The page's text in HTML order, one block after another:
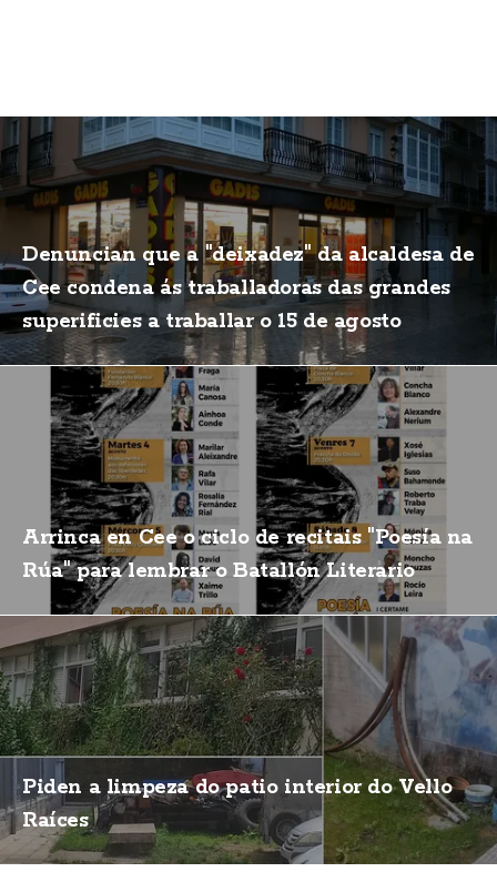
Denuncian que a "deixadez" da alcaldesa de
Cee condena ás traballadoras das grandes
superificies a traballar o 15 de agosto
Arrinca en Cee o ciclo de recitais "Poesía na
Rúa" para lembrar o Batallón Literario
Piden a limpeza do patio interior do Vello
Raíces